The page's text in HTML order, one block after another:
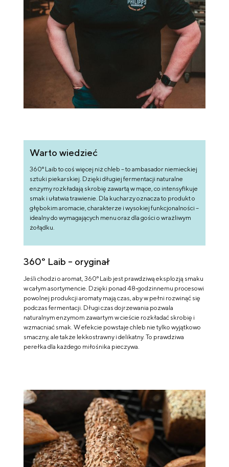
Warto wiedzieć
360° Laib to coś więcej niż chleb – to ambasador niemieckiej
sztuki piekarskiej. Dzięki długiej fermentacji naturalne
enzymy rozkładają skrobię zawartą w mące, co intensyfikuje
smak i ułatwia trawienie. Dla kucharzy oznacza to produkt o
głębokim aromacie, charakterze i wysokiej funkcjonalności –
idealny do wymagających menu oraz dla gości o wrażliwym
żołądku.
360° Laib – oryginał
Jeśli chodzi o aromat, 360° Laib jest prawdziwą eksplozją smaku
w całym asortymencie. Dzięki ponad 48‑godzinnemu procesowi
powolnej produkcji aromaty mają czas, aby w pełni rozwinąć się
podczas fermentacji. Długi czas dojrzewania pozwala
naturalnym enzymom zawartym w cieście rozkładać skrobię i
wzmacniać smak. W efekcie powstaje chleb nie tylko wyjątkowo
smaczny, ale także lekkostrawny i delikatny. To prawdziwa
perełka dla każdego miłośnika pieczywa.